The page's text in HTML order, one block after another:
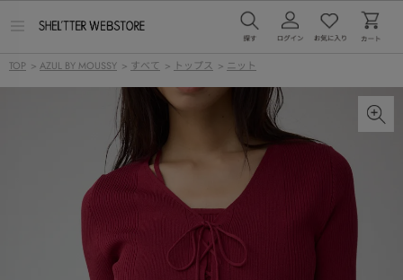
ー
を
TOP > AZUL BY MOUSSY > すべて > トップス > ニット